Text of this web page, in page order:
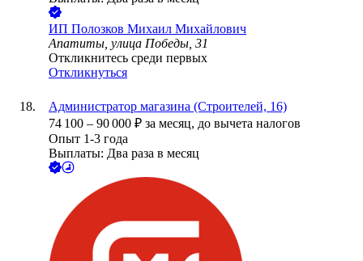
ИП Полозков Михаил Михайлович
Апатиты, улица Победы, 31
Откликнитесь среди первых
Откликнуться
Администратор магазина (Строителей, 16)
74 100 – 90 000 ₽ за месяц, до вычета налогов
Опыт 1-3 года
Выплаты: Два раза в месяц